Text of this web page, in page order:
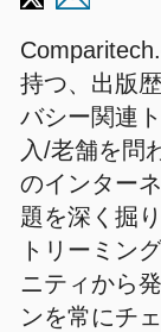
持つ、出版
バシー関連
入/老舗を問
のインター
題を深く掘
トリーミン
ニティから
ンを常にチ